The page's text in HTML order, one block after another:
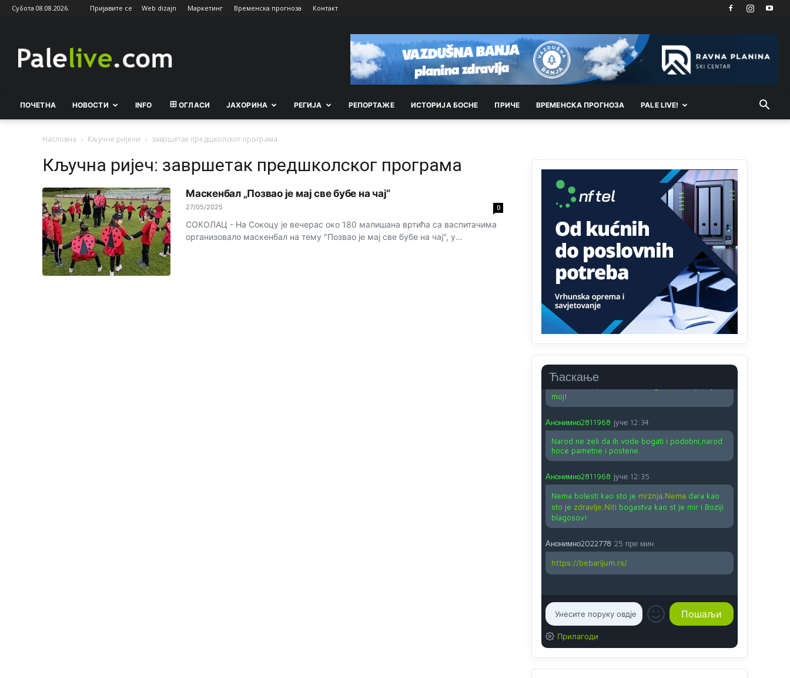
Субота 08.08.2026. Пријавите се Web dizajn Маркетинг Временска прогноза Контакт
ПОЧЕТНА НОВОСТИ INFO ОГЛАСИ ЈАХОРИНА РEГИЈА РEПОРТАЖE ИСТОРИЈА БОСНЕ ПРИЧЕ ВРEМEНСКА ПРОГНОЗА PALE LIVE!
Насловна Кључне ријечи завршетак предшколског програма
Кључна ријеч: завршетак предшколског програма
Маскенбал „Позвао је мај све бубе на чај“
27/05/2025 0
СОКОЛАЦ - На Сокоцу је вечерас око 180 малишана вртића са васпитачима
организовало маскенбал на тему "Позвао је мај све бубе на чај", у...
Ћаскање
Анонимно2808843 8/6/2026
reconquista
Анонимно2810587 јуче
povika,ma pusti ih ciganija...pocetkom ovog
Анонимно2810587 јуче 11:13
Proguglajte
Анонимно2810587 јуче
O kako su cudni lvi ljudi,uzeli bi sve da mogu...a
ja srce svima fajem,radujem se tudjoj sreci.I ko
ima i ko nema na iso ce mjesto leci!
Анонимно2810587 јуче
Nije u svijetu problem,nahraniti siromasnd,kako
nahraniti bogate!?
Анонимно2810587 јуче
11:26
Анонимно2811968 јуче 11:38
moj!
Анонимно2811968 јуче 12:34
Narod ne zeli da ih vode bogati i podobni,narod
hoce pametne i postene.
Анонимно2811968 јуче 12:35
Nema bolesti kao sto je mrznja.Nemadara kao
sto je zdravlje.Niti bogastva kao st je mir i Boziji
blagosov!
Анонимно2022778 25 пре мин.
https://bebarijum.rs/
Прилагоди